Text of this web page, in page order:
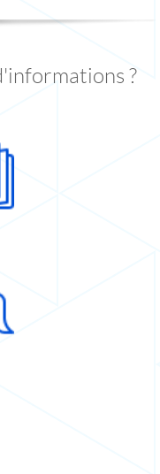
?